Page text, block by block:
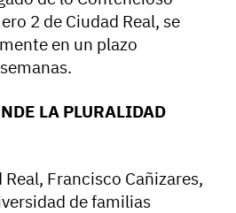
2 de Ciudad Real, se
en un plazo
LA PLURALIDAD
Francisco Cañizares,
de familias